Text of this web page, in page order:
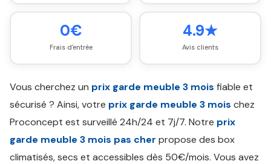
0€
Frais d'entrée
4.9★
Avis clients
Vous cherchez un prix garde meuble 3 mois fiable et
sécurisé ? Ainsi, votre prix garde meuble 3 mois chez
Proconcept est surveillé 24h/24 et 7j/7. Notre prix
garde meuble 3 mois pas cher propose des box
climatisés, secs et accessibles dès 50€/mois. Vous avez